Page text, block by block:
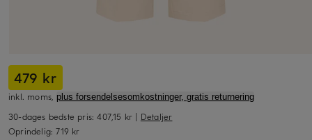
479 kr
inkl. moms, plus forsendelsesomkostninger, gratis returnering
30-dages bedste pris:407,15 kr | Detaljer
Oprindelig:719 kr